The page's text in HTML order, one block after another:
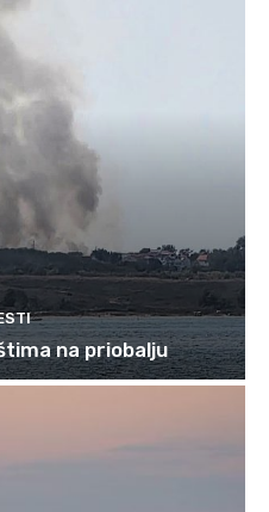
na priobalju